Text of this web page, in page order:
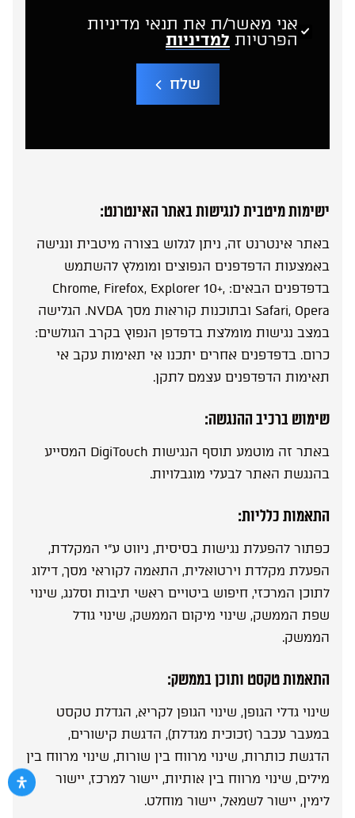
אני מאשר/ת את תנאי מדיניות
הפרטיות למדיניות
שלח
t
e
ישימות מיטבית לנגישות באתר האינטרנט:
באתר אינטרנט זה, ניתן לגלוש בצורה מיטבית ונגישה
באמצעות הדפדפנים הנפוצים ומומלץ להשתמש
בדפדפנים הבאים: Chrome, Firefox, Explorer 10+,
Safari, Opera ובתוכנות קוראות מסך NVDA. הגלישה
במצב נגישות מומלצת בדפדפן הנפוץ בקרב הגולשים:
כרום. בדפדפנים אחרים יתכנו אי תאימות עקב אי
תאימות הדפדפנים עצמם לתקן.
שימוש ברכיב ההנגשה:
באתר זה מוטמע תוסף הנגישות DigiTouch המסייע
בהנגשת האתר לבעלי מוגבלויות.
התאמות כלליות:
כפתור להפעלת נגישות בסיסית, ניווט ע”י המקלדת,
הפעלת מקלדת וירטואלית, התאמה לקוראי מסך, דילוג
לתוכן המרכזי, חיפוש ביטויים ראשי תיבות וסלנג, שינוי
שפת הממשק, שינוי מיקום הממשק, שינוי גודל
הממשק.
התאמות טקסט ותוכן בממשק:
שינוי גדלי הגופן, שינוי הגופן לקריא, הגדלת טקסט
במעבר עכבר (זכוכית מגדלת), הדגשת קישורים,
הדגשת כותרות, שינוי מרווח בין שורות, שינוי מרווח בין
מילים, שינוי מרווח בין אותיות, יישור למרכז, יישור
לימין, יישור לשמאל, יישור מוחלט.